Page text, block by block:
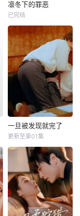
凛冬下的罪恶
已完结
一旦被发现就完了
更新至第01集